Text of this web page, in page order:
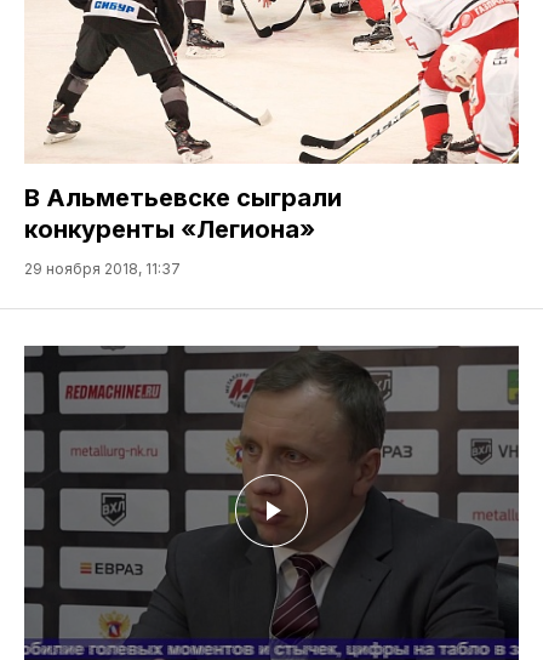
В Альметьевске сыграли
конкуренты «Легиона»
29 ноября 2018, 11:37